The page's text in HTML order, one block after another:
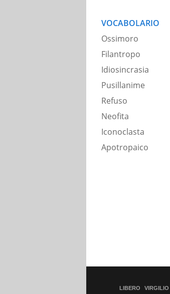
VOCABOLARIO
Ossimoro
Filantropo
Idiosincrasia
Pusillanime
Refuso
Neofita
Iconoclasta
Apotropaico
LIBERO VIRGILIO